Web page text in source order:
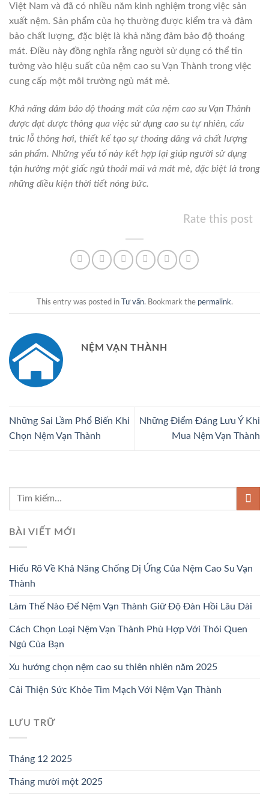
Việt Nam và đã có nhiều năm kinh nghiệm trong việc sản
xuất nệm. Sản phẩm của họ thường được kiểm tra và đảm
bảo chất lượng, đặc biệt là khả năng đảm bảo độ thoáng
mát. Điều này đồng nghĩa rằng người sử dụng có thể tin
tưởng vào hiệu suất của nệm cao su Vạn Thành trong việc
cung cấp một môi trường ngủ mát mẻ.
Khả năng đảm bảo độ thoáng mát của nệm cao su Vạn Thành
được đạt được thông qua việc sử dụng cao su tự nhiên, cấu
trúc lỗ thông hơi, thiết kế tạo sự thoáng đãng và chất lượng
sản phẩm. Những yếu tố này kết hợp lại giúp người sử dụng
tận hưởng một giấc ngủ thoải mái và mát mẻ, đặc biệt là trong
những điều kiện thời tiết nóng bức.
Rate this post
This entry was posted in Tư vấn. Bookmark the permalink.
NỆM VẠN THÀNH
Những Sai Lầm Phổ Biến Khi
Chọn Nệm Vạn Thành
Những Điểm Đáng Lưu Ý Khi
Mua Nệm Vạn Thành
BÀI VIẾT MỚI
Hiểu Rõ Về Khả Năng Chống Dị Ứng Của Nệm Cao Su Vạn
Thành
Làm Thế Nào Để Nệm Vạn Thành Giữ Độ Đàn Hồi Lâu Dài
Cách Chọn Loại Nệm Vạn Thành Phù Hợp Với Thói Quen
Ngủ Của Bạn
Xu hướng chọn nệm cao su thiên nhiên năm 2025
Cải Thiện Sức Khỏe Tim Mạch Với Nệm Vạn Thành
LƯU TRỮ
Tháng 12 2025
Tháng mười một 2025